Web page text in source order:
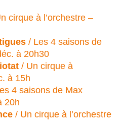
cirque à l’orchestre –
/ Les 4 saisons de
à 20h30
/ Un cirque à
à 15h
4 saisons de Max
20h
/ Un cirque à l’orchestre